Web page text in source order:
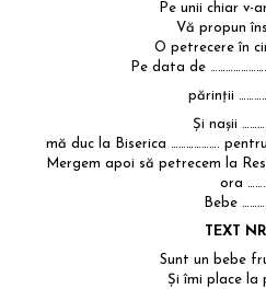
Pe unii chiar v-
Vă propun
O petrecere în
Pe data de
părinţii
Şi naşii
mă duc la Biserica ……………….
Mergem apoi să petrecem la
ora
Bebe
TEXT
Sunt un bebe
Și îmi place la